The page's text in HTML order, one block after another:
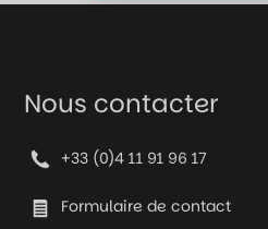
n°936
Naruto
Nous contacter
+33 (0)4 11 91 96 17
Formulaire de contact